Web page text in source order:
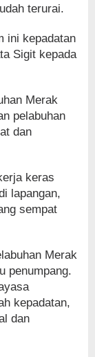
terurai.
ini kepadatan
Sigit kepada
Merak
pelabuhan
dan
keras
lapangan,
sempat
Merak
penumpang.
kepadatan,
dan